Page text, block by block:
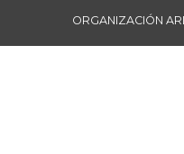
ORGANIZACIÓN